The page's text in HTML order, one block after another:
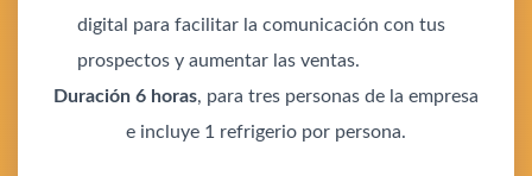
digital para facilitar la comunicación con tus
prospectos y aumentar las ventas.
Duración 6 horas, para tres personas de la empresa
e incluye 1 refrigerio por persona.